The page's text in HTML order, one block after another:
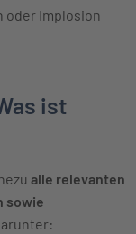
oder Implosion
ist
alle relevanten
sowie